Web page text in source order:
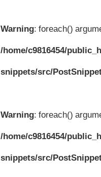
Warning: foreach()
/home/c9816454/
snippets/src/
Warning: foreach()
/home/c9816454/
snippets/src/